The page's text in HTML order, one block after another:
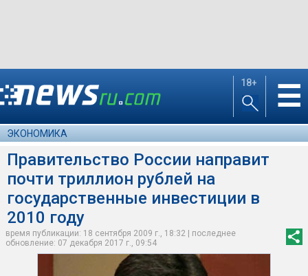
18+ ☰
ЭКОНОМИКА
Правительство России направит
почти триллион рублей на
государственные инвестиции в
2010 году
время публикации: 18 сентября 2009 г., 18:32 | последнее
обновление: 07 декабря 2017 г., 09:54